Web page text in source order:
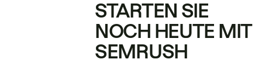
STARTEN SIE
NOCH HEUTE MIT
SEMRUSH